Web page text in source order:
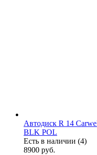
Автодиск R 14
BLK POL
Есть в наличии (4)
8900 руб.